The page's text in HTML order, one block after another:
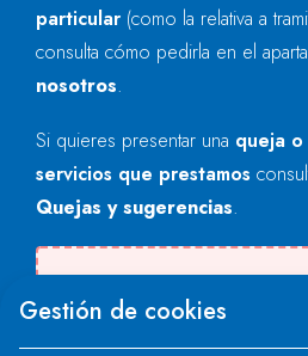
particular (como la relativa a
consulta cómo pedirla en el
nosotros.
Si quieres presentar una queja
servicios que prestamos
Quejas y sugerencias.
"text".
Gestión de cookies